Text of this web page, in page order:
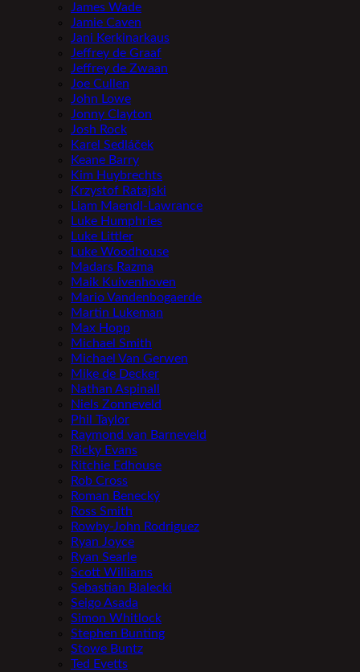
James Wade
Jamie Caven
Jani Kerkinarkaus
Jeffrey de Graaf
Jeffrey de Zwaan
Joe Cullen
John Lowe
Jonny Clayton
Josh Rock
Karel Sedláček
Keane Barry
Kim Huybrechts
Krzystof Ratajski
Liam Maendl-Lawrance
Luke Humphries
Luke Littler
Luke Woodhouse
Madars Razma
Maik Kuivenhoven
Mario Vandenbogaerde
Martin Lukeman
Max Hopp
Michael Smith
Michael Van Gerwen
Mike de Decker
Nathan Aspinall
Niels Zonneveld
Phil Taylor
Raymond van Barneveld
Ricky Evans
Ritchie Edhouse
Rob Cross
Roman Benecký
Ross Smith
Rowby-John Rodriguez
Ryan Joyce
Ryan Searle
Scott Williams
Sebastian Bialecki
Seigo Asada
Simon Whitlock
Stephen Bunting
Stowe Buntz
Ted Evetts